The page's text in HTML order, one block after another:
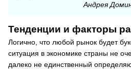
Андрея
Тенденции и факторы
Логично, что любой рынок будет
ситуация в экономике страны не
далеко не единственный